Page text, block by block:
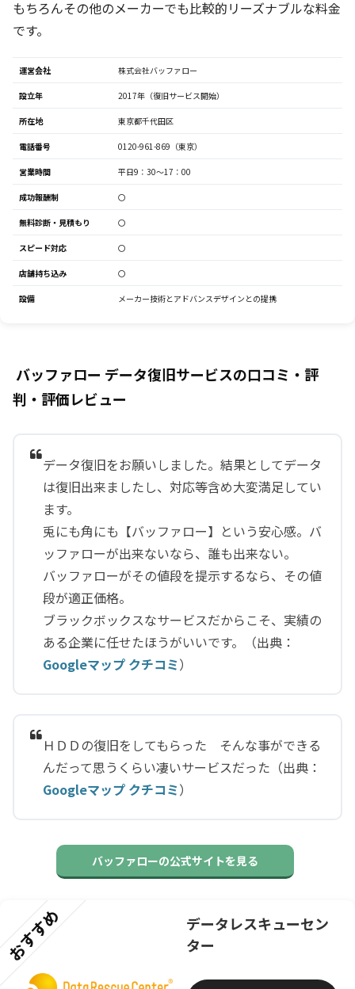
もちろんその他のメーカーでも比較的リーズナブルな料金
です。
運営会社 株式会社バッファロー
設立年 2017年（復旧サービス開始）
所在地 東京都千代田区
電話番号 0120-961-869（東京）
営業時間 平日9：30～17：00
成功報酬制 〇
無料診断・見積もり 〇
スピード対応 〇
店舗持ち込み 〇
設備 メーカー技術とアドバンスデザインとの提携
バッファロー データ復旧サービスの口コミ・評
判・評価レビュー
データ復旧をお願いしました。結果としてデータ
は復旧出来ましたし、対応等含め大変満足してい
ます。
兎にも角にも【バッファロー】という安心感。バ
ッファローが出来ないなら、誰も出来ない。
バッファローがその値段を提示するなら、その値
段が適正価格。
ブラックボックスなサービスだからこそ、実績の
ある企業に任せたほうがいいです。（出典：
Googleマップ クチコミ）
ＨＤＤの復旧をしてもらった そんな事ができる
んだって思うくらい凄いサービスだった（出典：
Googleマップ クチコミ）
バッファローの公式サイトを見る
おすすめ
データレスキューセン
ター